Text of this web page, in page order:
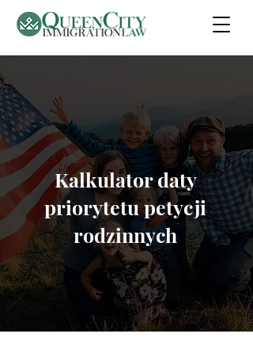
Kalkulator daty
priorytetu petycji
rodzinnych